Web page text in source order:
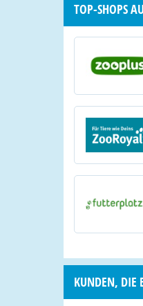
TOP-SHOPS
KUNDEN, DIE